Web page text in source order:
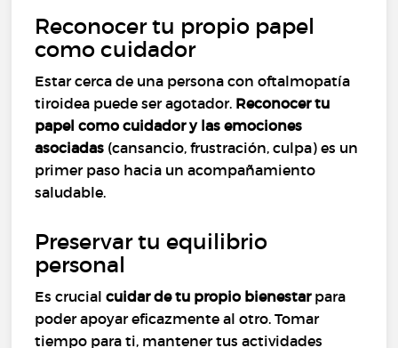
Reconocer tu propio papel
como cuidador
Estar cerca de una persona con oftalmopatía
tiroidea puede ser agotador. Reconocer tu
papel como cuidador y las emociones
asociadas (cansancio, frustración, culpa) es un
primer paso hacia un acompañamiento
saludable.
Preservar tu equilibrio
personal
Es crucialcuidar de tu propio bienestarpara
poder apoyar eficazmente al otro. Tomar
tiempo para ti, mantener tus actividades